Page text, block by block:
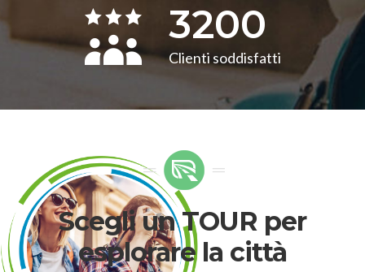
3200
Clienti soddisfatti
Scegli un TOUR per
esplorare la città